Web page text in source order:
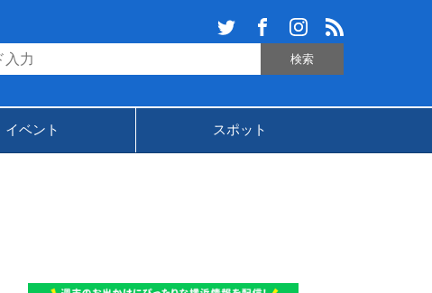
イベント スポット